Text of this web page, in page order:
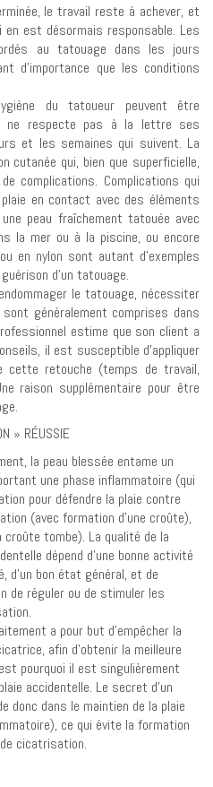
le travail reste à achever, et
est désormais responsable. Les
au tatouage dans les jours
d’importance que les conditions
du tatoueur peuvent être
respecte pas à la lettre ses
et les semaines qui suivent. La
cutanée qui, bien que superficielle,
complications. Complications qui
en contact avec des éléments
peau fraîchement tatouée avec
la mer ou à la piscine, ou encore
en nylon sont autant d’exemples
d’un tatouage.
le tatouage, nécessiter
généralement comprises dans
estime que son client a
il est susceptible d’appliquer
cette retouche (temps de travail,
raison supplémentaire pour être
» RÉUSSIE
la peau blessée entame un
une phase inflammatoire (qui
pour défendre la plaie contre
(avec formation d’une croûte),
tombe). La qualité de la
dépend d’une bonne activité
d’un bon état général, et de
de réguler ou de stimuler les
a pour but d’empêcher la
afin d’obtenir la meilleure
pourquoi il est singulièrement
accidentelle. Le secret d’un
dans le maintien de la plaie
ce qui évite la formation
cicatrisation.